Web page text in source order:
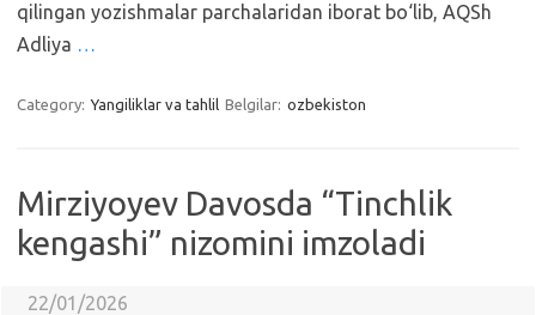
qilingan yozishmalar parchalaridan iborat bo‘lib, AQSh
Adliya …
Category: Yangiliklar va tahlil Belgilar: ozbekiston
Mirziyoyev Davosda “Tinchlik
kengashi” nizomini imzoladi
22/01/2026